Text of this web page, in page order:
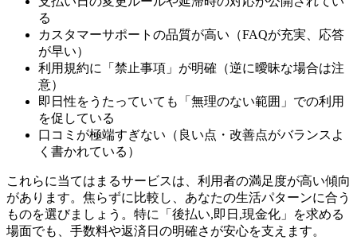
る
カスタマーサポートの品質が高い（FAQが充実、応答
が早い）
利用規約に「禁止事項」が明確（逆に曖昧な場合は注
意）
即日性をうたっていても「無理のない範囲」での利用
を促している
口コミが極端すぎない（良い点・改善点がバランスよ
く書かれている）
これらに当てはまるサービスは、利用者の満足度が高い傾向
があります。焦らずに比較し、あなたの生活パターンに合う
ものを選びましょう。特に「後払い,即日,現金化」を求める
場面でも、手数料や返済日の明確さが安心を支えます。